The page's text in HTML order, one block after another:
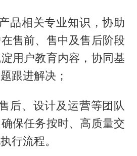
品相关专业知识，协助
售前、售中及售后阶段
用户教育内容，协同基
跟进解决；
后、设计及运营等团队
保任务按时、高质量交
行流程。